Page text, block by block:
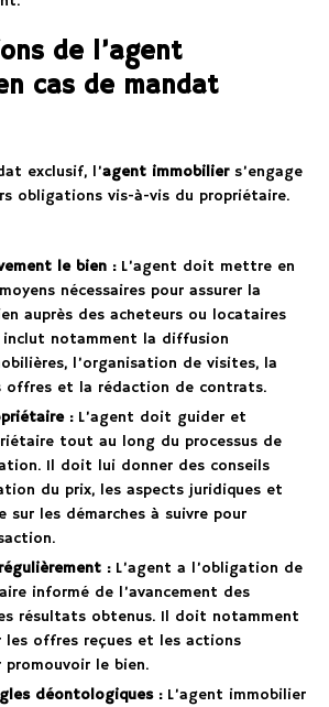
de l’agent
cas de mandat
exclusif, l’agent immobiliers’engage
obligations vis-à-vis du propriétaire.
le bien :L’agent doit mettre en
nécessaires pour assurer la
auprès des acheteurs ou locataires
inclut notamment la diffusion
l’organisation de visites, la
offres et la rédaction de contrats.
:L’agent doit guider et
tout au long du processus de
Il doit lui donner des conseils
du prix, les aspects juridiques et
sur les démarches à suivre pour
:L’agent a l’obligation de
informé de l’avancement des
résultats obtenus. Il doit notamment
les offres reçues et les actions
promouvoir le bien.
déontologiques :L’agent immobilier